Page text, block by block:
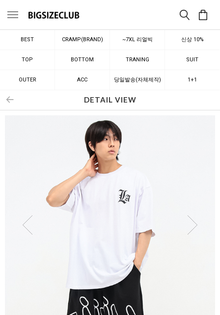
메뉴
BEST CRAMP(BRAND) ~7XL 리얼빅 신상 10%
TOP BOTTOM TRANING SUIT
OUTER ACC 당일발송(자체제작) 1+1
DETAIL VIEW